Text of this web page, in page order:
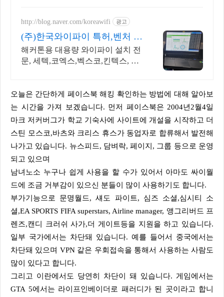
http://blog.naver.com/koreawifi 광고
(주)한국와이파이 특허,벤처 1:
1 맞춤 상담 및 견적
해커톤용 대용량 와이파이 설치 전
문, 세텍,코엑스,벡스코,킨텍스, 유
레퍼런스 보유
오늘은 간단하게 페이스북 해킹 확인하는 방법에 대해 알아보
는 시간을 가져 보겠습니다. 먼저 페이스북은 2004년2월4일
마크 저커버그가 학교 기숙사에 사이트에 개설을 시작하고 더
스틴 모스코,바츠와 크리스 휴스가 동업자로 합류해서 발전해
나가고 있습니다. 뉴스피드, 담벼락, 페이지, 그룹 등으로 운영
되고 있으며
남녀노소 누구나 쉽게 사용을 할 수가 있어서 아마도 싸이월
드에 조금 거부감이 있으신 분들이 많이 사용하기도 합니다.
부가기능으로 문명월드, 섀도 파이트, 심즈 소셜,심시티 소
셜,EA SPORTS FIFA superstars, Airline manager, 앵그리버드 프
렌즈,캔디 크러쉬 사가,더 게이트등을 지원을 하고 있습니다.
일부 국가에서는 차단돼 있습니다. 예를 들어서 중국에서는
차단돼 있으며 VPN 같은 우회접속을 통해서 사용하는 사람도
많이 있다고 합니다.
그리고 이란에서도 당연히 차단이 돼 있습니다. 게임에서는
GTA 5에서는 라이프인베이더로 패러디가 된 곳이라고 합니